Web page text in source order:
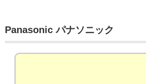
Panasonic パナソニック